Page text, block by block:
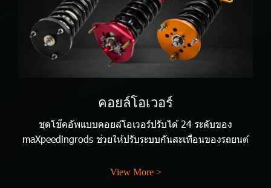
คอยล์โอเวอร์
ชุดโช๊คอัพแบบคอยล์โอเวอร์ปรับได้ 24 ระดับของ
maXpeedingrods ช่วยให้ปรับระบบกันสะเทือนของรถยนต์
View More >